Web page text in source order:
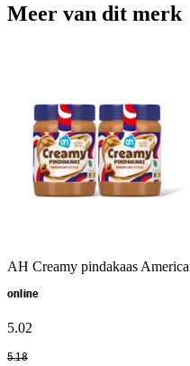
Meer van dit merk
AH Creamy pindakaas
online
5.02
5.18